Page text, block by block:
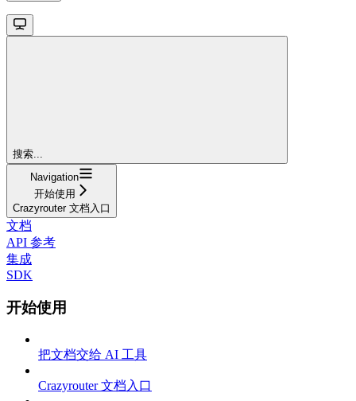
搜索...
Navigation
开始使用
Crazyrouter 文档入口
文档
API 参考
集成
SDK
开始使用
把文档交给 AI 工具
Crazyrouter 文档入口